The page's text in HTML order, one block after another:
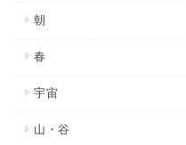
朝
春
宇宙
山・谷